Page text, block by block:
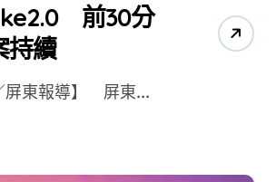
前30分
持續
／屏東報導】 屏東...